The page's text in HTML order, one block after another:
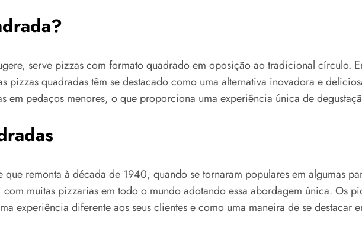
serve pizzas com formato quadrado em oposição ao tradicional círculo.
pizzas quadradas têm se destacado como uma alternativa inovadora e
em pedaços menores, o que proporciona uma experiência única de
remonta à década de 1940, quando se tornaram populares em algumas
muitas pizzarias em todo o mundo adotando essa abordagem única. Os
experiência diferente aos seus clientes e como uma maneira de se destacar